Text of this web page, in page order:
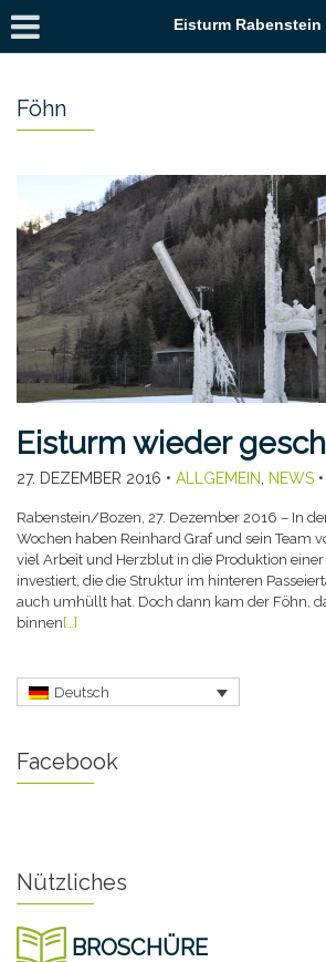
Eisturm Rabenstein
Föhn
Eisturm wieder
27. DEZEMBER 2016 • ALLGEMEIN, NEWS •
Rabenstein/Bozen, 27. Dezember 2016 – In
Wochen haben Reinhard Graf und sein Team
viel Arbeit und Herzblut in die Produktion
investiert, die die Struktur im hinteren
auch umhüllt hat. Doch dann kam der Föhn,
binnen […]
Deutsch
Facebook
Nützliches
BROSCHÜRE